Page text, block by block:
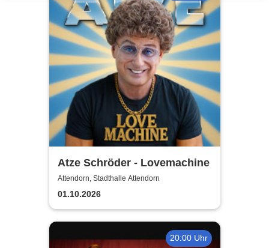
Atze Schröder - Lovemachine
Attendorn, Stadthalle Attendorn
01.10.2026
20:00 Uhr